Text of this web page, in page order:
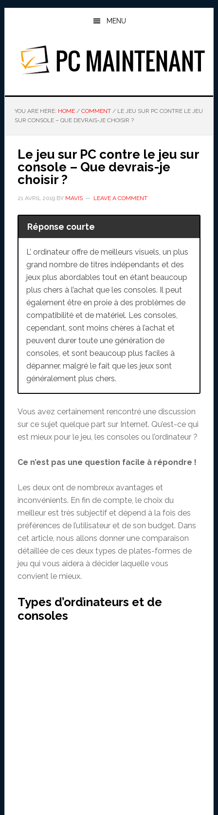
Skip
Skip
MENU
PC MAINTENANT
YOU ARE HERE: HOME / COMMENT /LE JEU SUR PC CONTRE LE JEU
SUR CONSOLE – QUE DEVRAIS-JE CHOISIR ?
Le jeu sur PC contre le jeu sur
console – Que devrais-je
choisir ?
21 AVRIL 2019BY MAVIS LEAVE A COMMENT
Réponse courte
L’ ordinateur offre de meilleurs visuels, un plus
grand nombre de titres indépendants et des
jeux plus abordables tout en étant beaucoup
plus chers à l’achat que les consoles. Il peut
également être en proie à des problèmes de
compatibilité et de matériel. Les consoles,
cependant, sont moins chères à l’achat et
peuvent durer toute une génération de
consoles, et sont beaucoup plus faciles à
dépanner, malgré le fait que les jeux sont
généralement plus chers.
Vous avez certainement rencontré une discussion
sur ce sujet quelque part sur Internet. Qu’est-ce qui
est mieux pour le jeu, les consoles ou l’ordinateur ?
Ce n’est pas une question facile à répondre !
Les deux ont de nombreux avantages et
inconvénients. En fin de compte, le choix du
meilleur est très subjectif et dépend à la fois des
préférences de l’utilisateur et de son budget. Dans
cet article, nous allons donner une comparaison
détaillée de ces deux types de plates-formes de
jeu qui vous aidera à décider laquelle vous
convient le mieux.
Types d’ordinateurs et de
consoles